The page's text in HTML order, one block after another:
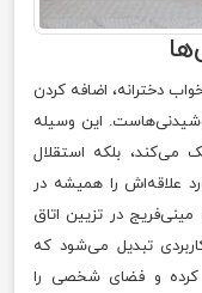
دخترانه، اضافه کردن
این وسیله
می‌کند، بلکه استقلال
علاقه‌اش را همیشه در
در تزیین اتاق
تبدیل می‌شود که
کرده و فضای شخصی را